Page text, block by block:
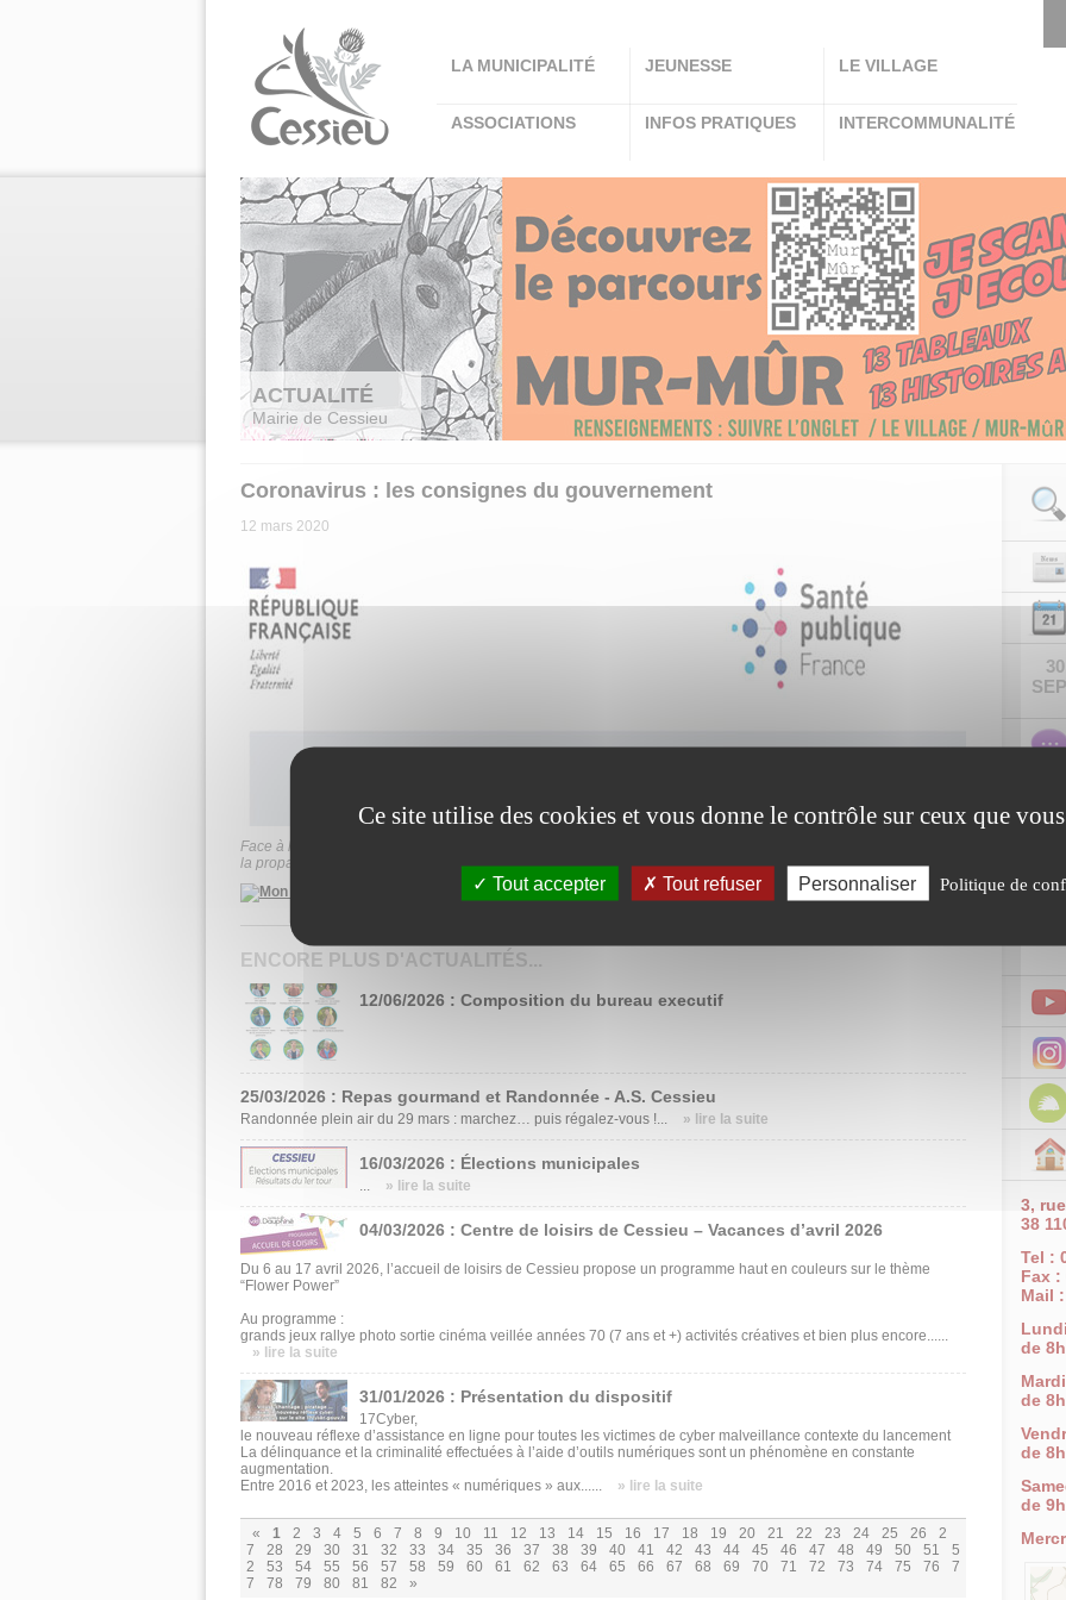
LA MUNICIPALITÉ JEUNESSE LE VILLAGE
ASSOCIATIONS INFOS PRATIQUES INTERCOMMUNALITÉ
ACTUALITÉ
Mairie de Cessieu
Coronavirus : les consignes du gouvernement
12 mars 2020
Face à l’épidémie de coronavirus qui sévit actuellement, certaines précautions doivent être prises afin de limiter
la propagation éventuelle du virus.
ENCORE PLUS D'ACTUALITÉS...
12/06/2026 : Composition du bureau executif
25/03/2026 : Repas gourmand et Randonnée - A.S. Cessieu
Randonnée plein air du 29 mars : marchez… puis régalez-vous !... » lire la suite
16/03/2026 : Élections municipales
... » lire la suite
04/03/2026 : Centre de loisirs de Cessieu – Vacances d’avril 2026
Du 6 au 17 avril 2026, l’accueil de loisirs de Cessieu propose un programme haut en couleurs sur le thème
“Flower Power”
Au programme :
grands jeux rallye photo sortie cinéma veillée années 70 (7 ans et +) activités créatives et bien plus encore......
» lire la suite
31/01/2026 : Présentation du dispositif
17Cyber,
le nouveau réflexe d’assistance en ligne pour toutes les victimes de cyber malveillance contexte du lancement
La délinquance et la criminalité effectuées à l’aide d’outils numériques sont un phénomène en constante
augmentation.
Entre 2016 et 2023, les atteintes « numériques » aux......
» lire la suite
« 1 2 3 4 5 6 7 8 9 10 11 12 13 14 15 16 17 18 19 20 21 22 23 24 25 26
2
7
28 29 30 31 32 33 34 35 36 37 38 39 40 41 42 43 44 45 46 47 48 49 50 51
5
2
53 54 55 56 57 58 59 60 61 62 63 64 65 66 67 68 69 70 71 72 73 74 75 76
7
7
78 79 80 81 82 »
30
La
du
3,
38
Tel :
Fax :
Mail :
Lundi
de
de
de
de
Ce site utilise des cookies et vous donne le contrôle sur ceux que
Tout accepter Tout refuser Personnaliser Politique de